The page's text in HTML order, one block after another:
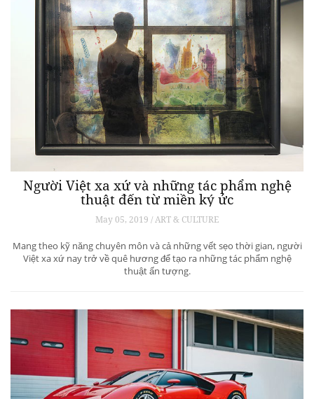
Người Việt xa xứ và những tác phẩm nghệ
thuật đến từ miền ký ức
May 05, 2019 / ART & CULTURE
Mang theo kỹ năng chuyên môn và cả những vết sẹo thời gian, người
Việt xa xứ nay trở về quê hương để tạo ra những tác phẩm nghệ
thuật ấn tượng.